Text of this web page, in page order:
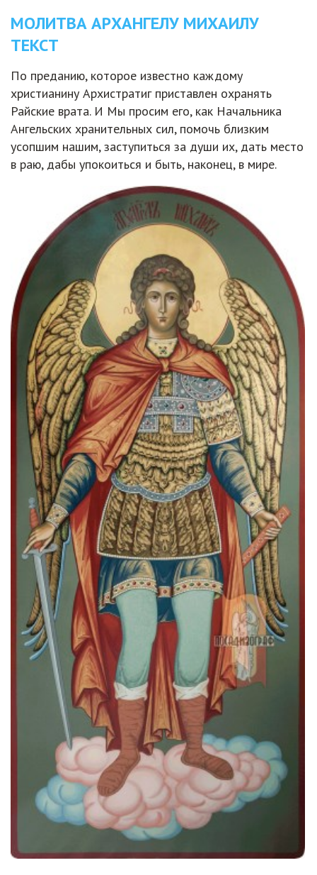
МОЛИТВА АРХАНГЕЛУ МИХАИЛУ
ТЕКСТ
По преданию, которое известно каждому
христианину Архистратиг приставлен охранять
Райские врата. И Мы просим его, как Начальника
Ангельских хранительных сил, помочь близким
усопшим нашим, заступиться за души их, дать место
в раю, дабы упокоиться и быть, наконец, в мире.